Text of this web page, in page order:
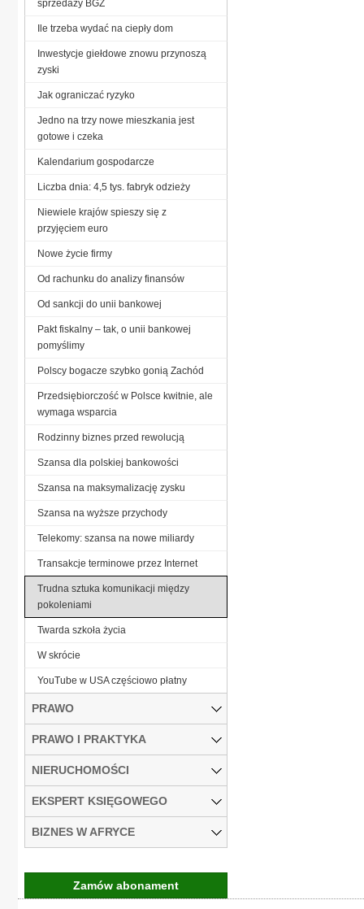
sprzedaży BGŻ
Ile trzeba wydać na ciepły dom
Inwestycje giełdowe znowu przynoszą
zyski
Jak ograniczać ryzyko
Jedno na trzy nowe mieszkania jest
gotowe i czeka
Kalendarium gospodarcze
Liczba dnia: 4,5 tys. fabryk odzieży
Niewiele krajów spieszy się z
przyjęciem euro
Nowe życie firmy
Od rachunku do analizy finansów
Od sankcji do unii bankowej
Pakt fiskalny – tak, o unii bankowej
pomyślimy
Polscy bogacze szybko gonią Zachód
Przedsiębiorczość w Polsce kwitnie, ale
wymaga wsparcia
Rodzinny biznes przed rewolucją
Szansa dla polskiej bankowości
Szansa na maksymalizację zysku
Szansa na wyższe przychody
Telekomy: szansa na nowe miliardy
Transakcje terminowe przez Internet
Trudna sztuka komunikacji między
pokoleniami
Twarda szkoła życia
W skrócie
YouTube w USA częściowo płatny
PRAWO
PRAWO I PRAKTYKA
NIERUCHOMOŚCI
EKSPERT KSIĘGOWEGO
BIZNES W AFRYCE
Zamów abonament